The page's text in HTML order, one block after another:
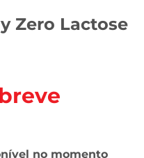
Zero Lactose